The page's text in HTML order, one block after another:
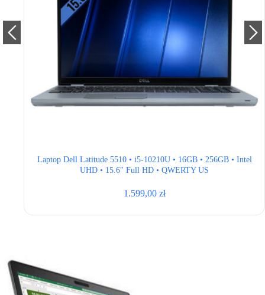
Laptop Dell Latitude 5510 • i5-10210U • 16GB • 256GB • Intel
UHD • 15.6″ Full HD • QWERTY US
1.599,00 zł